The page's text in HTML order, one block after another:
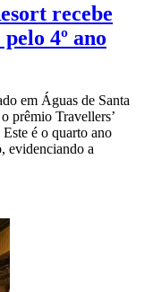
recebe
4º ano
em Águas de Santa
prêmio Travellers’
é o quarto ano
evidenciando a